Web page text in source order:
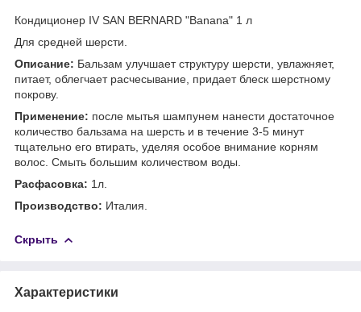
Кондиционер IV SAN BERNARD "Banana" 1 л
Для средней шерсти.
Описание: Бальзам улучшает структуру шерсти, увлажняет,
питает, облегчает расчесывание, придает блеск шерстному
покрову.
Применение: после мытья шампунем нанести достаточное
количество бальзама на шерсть и в течение 3-5 минут
тщательно его втирать, уделяя особое внимание корням
волос. Смыть большим количеством воды.
Расфасовка: 1л.
Производство: Италия.
Скрыть
Характеристики